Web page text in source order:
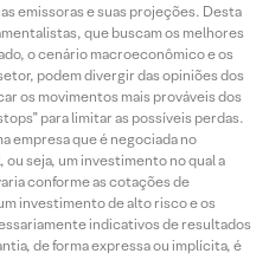
emissoras e suas projeções. Desta
que buscam os melhores
o cenário macroeconômico e os
podem divergir das opiniões dos
os movimentos mais prováveis dos
para limitar as possíveis perdas.
empresa que é negociada no
seja, um investimento no qual a
conforme as cotações de
investimento de alto risco e os
indicativos de resultados
de forma expressa ou implícita, é